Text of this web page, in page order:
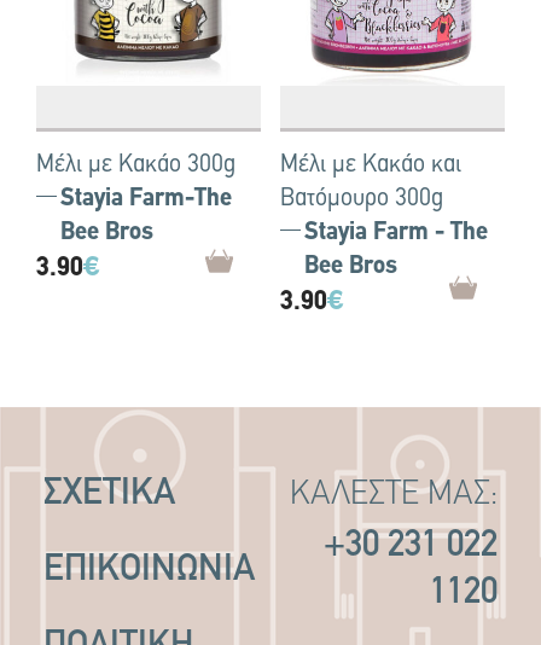
Μέλι με Κακάο 300g
Stayia Farm-The
Bee Bros
3.90€
Μέλι με Κακάο και
Βατόμουρο 300g
Stayia Farm - The
Bee Bros
3.90€
ΣΧΕΤΙΚΑ
ΕΠΙΚΟΙΝΩΝΙΑ
ΚΑΛΕΣΤΕ ΜΑΣ:
+30 231 022
1120